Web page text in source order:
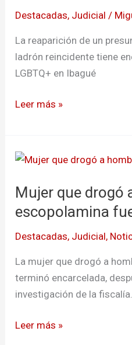
Destacadas, Judicial /
La reaparición de un
ladrón reincidente tiene
LGBTQ+ en Ibagué
la
Leer más »
Mujer que drogó
escopolamina
Destacadas, Judicial,
La mujer que drogó a
terminó encarcelada,
investigación de la fiscalía.
Mujer
drogó
a
hombres
con
escopolamina
fue
encarcelada
Leer más »